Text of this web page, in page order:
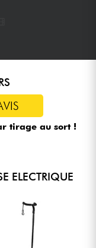
tirage au sort !
ELECTRIQUE